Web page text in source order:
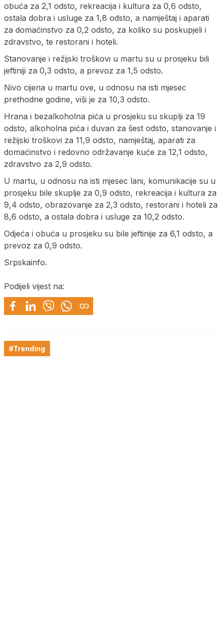
obuća za 2,1 odsto, rekreacija i kultura za 0,6 odsto,
ostala dobra i usluge za 1,8 odsto, a namještaj i aparati
za domaćinstvo za 0,2 odsto, za koliko su poskupjeli i
zdravstvo, te restorani i hoteli.
Stanovanje i režijski troškovi u martu su u prosjeku bili
jeftiniji za 0,3 odsto, a prevoz za 1,5 odsto.
Nivo cijena u martu ove, u odnosu na isti mjesec
prethodne godine, viši je za 10,3 odsto.
Hrana i bezalkoholna pića u prosjeku su skuplji za 19
odsto, alkoholna pića i duvan za šest odsto, stanovanje i
režijski troškovi za 11,9 odsto, namještaj, aparati za
domaćinstvo i redovno održavanje kuće za 12,1 odsto,
zdravstvo za 2,9 odsto.
U martu, u odnosu na isti mjesec lani, komunikacije su u
prosjeku bile skuplje za 0,9 odsto, rekreacija i kultura za
9,4 odsto, obrazovanje za 2,3 odsto, restorani i hoteli za
8,6 odsto, a ostala dobra i usluge za 10,2 odsto.
Odjeća i obuća u prosjeku su bile jeftinije za 6,1 odsto, a
prevoz za 0,9 odsto.
Srpskainfo.
Podijeli vijest na:
#Trending